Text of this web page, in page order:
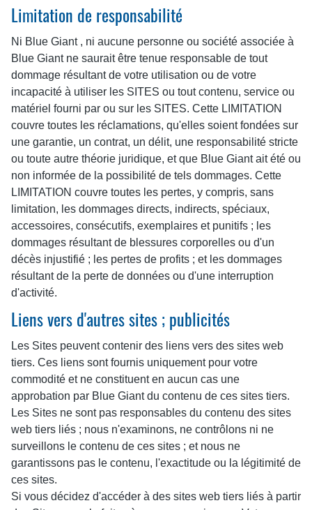
Limitation de responsabilité
Ni Blue Giant , ni aucune personne ou société associée à
Blue Giant ne saurait être tenue responsable de tout
dommage résultant de votre utilisation ou de votre
incapacité à utiliser les SITES ou tout contenu, service ou
matériel fourni par ou sur les SITES. Cette LIMITATION
couvre toutes les réclamations, qu'elles soient fondées sur
une garantie, un contrat, un délit, une responsabilité stricte
ou toute autre théorie juridique, et que Blue Giant ait été ou
non informée de la possibilité de tels dommages. Cette
LIMITATION couvre toutes les pertes, y compris, sans
limitation, les dommages directs, indirects, spéciaux,
accessoires, consécutifs, exemplaires et punitifs ; les
dommages résultant de blessures corporelles ou d'un
décès injustifié ; les pertes de profits ; et les dommages
résultant de la perte de données ou d'une interruption
d'activité.
Liens vers d'autres sites ; publicités
Les Sites peuvent contenir des liens vers des sites web
tiers. Ces liens sont fournis uniquement pour votre
commodité et ne constituent en aucun cas une
approbation par Blue Giant du contenu de ces sites tiers.
Les Sites ne sont pas responsables du contenu des sites
web tiers liés ; nous n'examinons, ne contrôlons ni ne
surveillons le contenu de ces sites ; et nous ne
garantissons pas le contenu, l'exactitude ou la légitimité de
ces sites.
Si vous décidez d'accéder à des sites web tiers liés à partir